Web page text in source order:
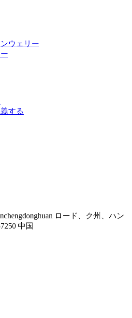
ウェリー
する
ロード、ク州、ハン
中国